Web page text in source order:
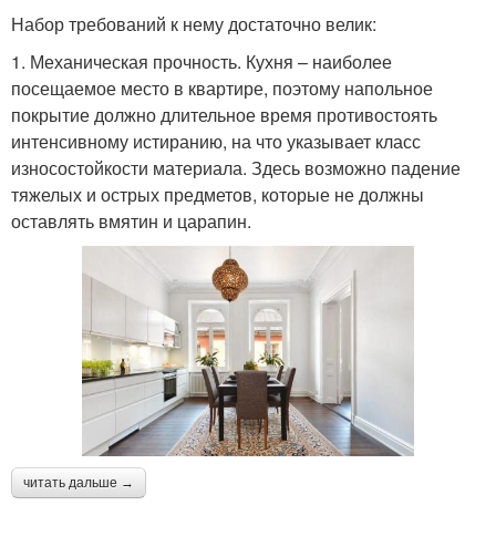
Набор требований к нему достаточно велик:
1. Механическая прочность. Кухня – наиболее
посещаемое место в квартире, поэтому напольное
покрытие должно длительное время противостоять
интенсивному истиранию, на что указывает класс
износостойкости материала. Здесь возможно падение
тяжелых и острых предметов, которые не должны
оставлять вмятин и царапин.
читать дальше →